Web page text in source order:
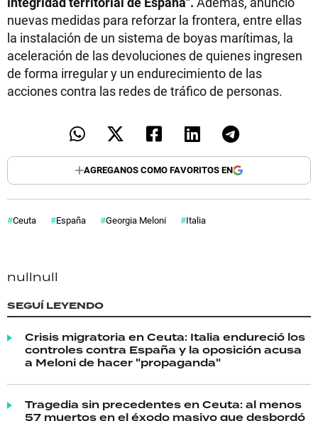
nuevas medidas para reforzar la frontera, entre ellas
la instalación de un sistema de boyas marítimas, la
aceleración de las devoluciones de quienes ingresen
de forma irregular y un endurecimiento de las
acciones contra las redes de tráfico de personas.
AGREGANOS COMO FAVORITOS EN
Ceuta España Georgia Meloni Italia
nullnull
SEGUÍ LEYENDO
Crisis migratoria en Ceuta: Italia endureció los
controles contra España y la oposición acusa
a Meloni de hacer "propaganda"
Tragedia sin precedentes en Ceuta: al menos